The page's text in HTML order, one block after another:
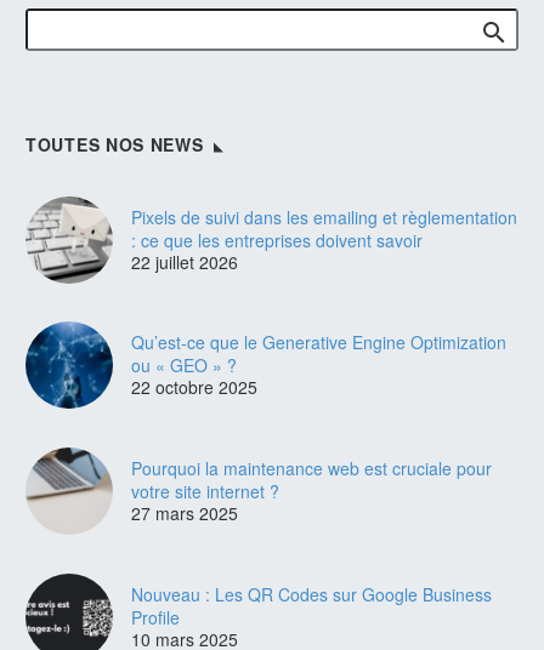
TOUTES NOS NEWS
Pixels de suivi dans les emailing et règlementation
: ce que les entreprises doivent savoir
22 juillet 2026
Qu’est-ce que le Generative Engine Optimization
ou « GEO » ?
22 octobre 2025
Pourquoi la maintenance web est cruciale pour
votre site internet ?
27 mars 2025
Nouveau : Les QR Codes sur Google Business
Profile
10 mars 2025